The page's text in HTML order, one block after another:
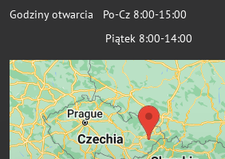
Godziny otwarcia Po-Cz 8:00-15:00
Piątek 8:00-14:00